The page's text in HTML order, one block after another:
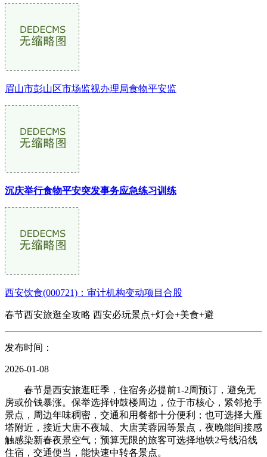
眉山市彭山区市场监视办理局食物平安监
沉庆举行食物平安突发事务应急练习训练
西安饮食(000721)：审计机构变动项目合股
春节西安旅逛全攻略 西安必玩景点+灯会+美食+避
发布时间：
2026-01-08
春节是西安旅逛旺季，住宿务必提前1-2周预订，避免无
房或价钱暴涨。保举选择钟鼓楼周边，位于市核心，紧邻抢手
景点，周边年味稠密，交通和用餐都十分便利；也可选择大雁
塔附近，接近大唐不夜城、大唐芙蓉园等景点，夜晚能间接感
触感染新春夜景空气；预算无限的旅客可选择地铁2号线沿线
住宿，交通便当，能快速中转各景点。